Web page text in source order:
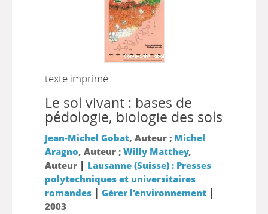
texte imprimé
Le sol vivant : bases de
pédologie, biologie des sols
Jean-Michel Gobat, Auteur ; Michel
Aragno, Auteur ; Willy Matthey,
Auteur | Lausanne (Suisse) : Presses
polytechniques et universitaires
romandes| Gérer l'environnement|
2003